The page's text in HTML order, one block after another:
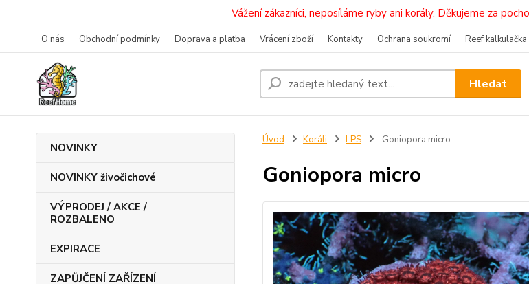
Vážení zákazníci, neposíláme ryby ani korály. Děkujeme za
O nás Obchodní podmínky Doprava a platba Vrácení zboží Kontakty Ochrana soukromí Reef kalkulačka
Hledat
NOVINKY
NOVINKY živočichové
VÝPRODEJ / AKCE /
ROZBALENO
EXPIRACE
ZAPŮJČENÍ ZAŘÍZENÍ
Úvod Koráli LPS Goniopora micro
Goniopora micro